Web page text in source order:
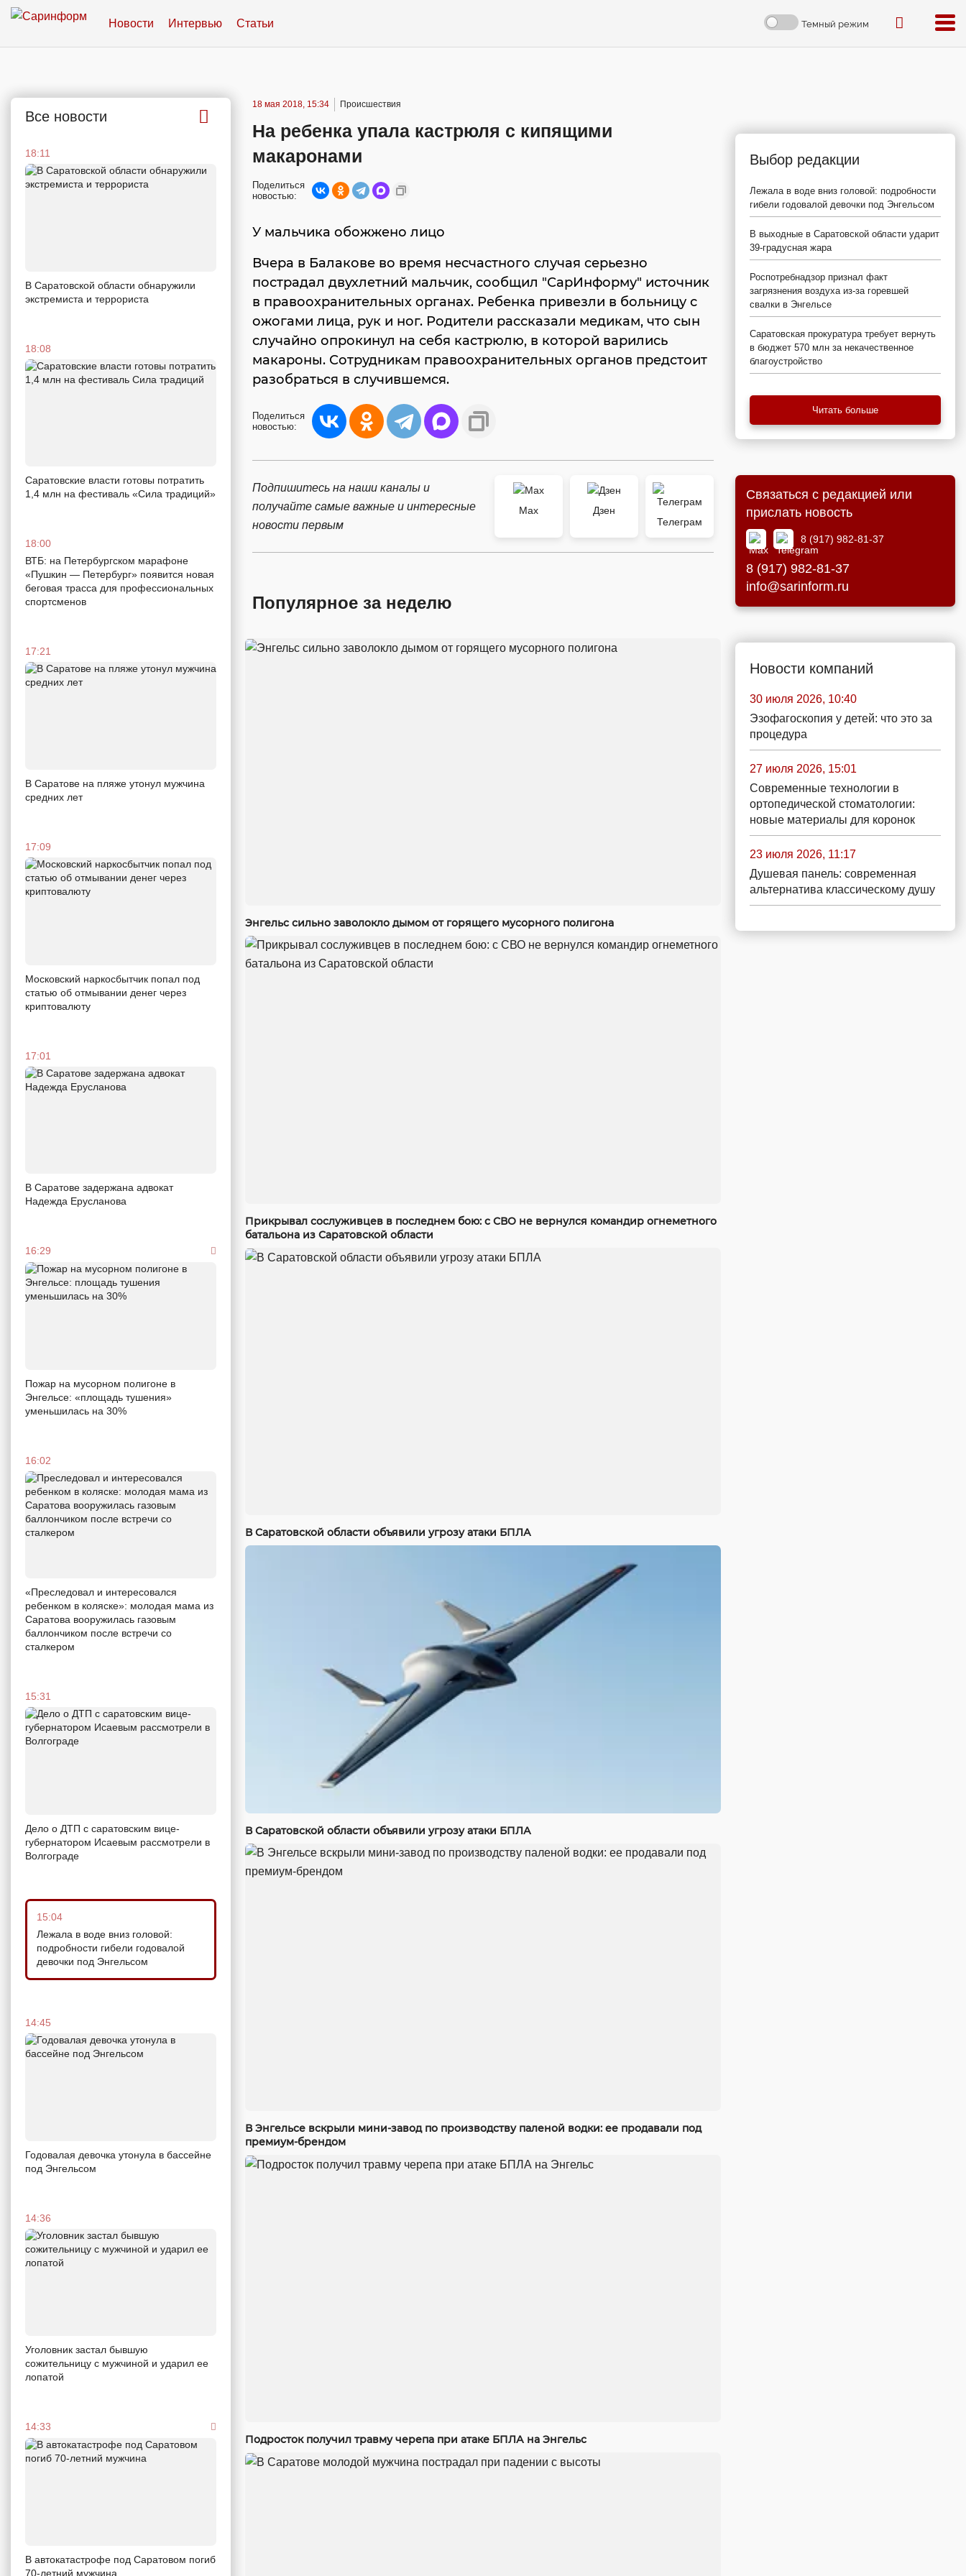
Новости Интервью Статьи Темный режим
Все новости
18:11
В Саратовской области обнаружили
экстремиста и террориста
18:08
Саратовские власти готовы потратить
1,4 млн на фестиваль «Сила традиций»
18:00
ВТБ: на Петербургском марафоне
«Пушкин — Петербург» появится новая
беговая трасса для профессиональных
спортсменов
17:21
В Саратове на пляже утонул мужчина
средних лет
17:09
Московский наркосбытчик попал под
статью об отмывании денег через
криптовалюту
17:01
В Саратове задержана адвокат
Надежда Ерусланова
16:29
Пожар на мусорном полигоне в
Энгельсе: «площадь тушения»
уменьшилась на 30%
16:02
«Преследовал и интересовался
ребенком в коляске»: молодая мама из
Саратова вооружилась газовым
баллончиком после встречи со
сталкером
15:31
Дело о ДТП с саратовским вице-
губернатором Исаевым рассмотрели в
Волгограде
15:04
Лежала в воде вниз головой:
подробности гибели годовалой
девочки под Энгельсом
14:45
Годовалая девочка утонула в бассейне
под Энгельсом
14:36
Уголовник застал бывшую
сожительницу с мужчиной и ударил ее
лопатой
14:33
В автокатастрофе под Саратовом погиб
70-летний мужчина
18 мая 2018, 15:34 Происшествия
На ребенка упала кастрюля с кипящими
макаронами
Поделиться
новостью:
У мальчика обожжено лицо
Вчера в Балакове во время несчастного случая серьезно
пострадал двухлетний мальчик, сообщил "СарИнформу" источник
в правоохранительных органах. Ребенка привезли в больницу с
ожогами лица, рук и ног. Родители рассказали медикам, что сын
случайно опрокинул на себя кастрюлю, в которой варились
макароны. Сотрудникам правоохранительных органов предстоит
разобраться в случившемся.
Поделиться
новостью:
Подпишитесь на наши каналы и
получайте самые важные и интересные
новости первым
Max
Дзен
Телеграм
Популярное за неделю
Энгельс сильно заволокло дымом от горящего мусорного полигона
Прикрывал сослуживцев в последнем бою: с СВО не вернулся командир огнеметного
батальона из Саратовской области
В Саратовской области объявили угрозу атаки БПЛА
В Саратовской области объявили угрозу атаки БПЛА
В Энгельсе вскрыли мини-завод по производству паленой водки: ее продавали под
премиум-брендом
Подросток получил травму черепа при атаке БПЛА на Энгельс
Выбор редакции
Лежала в воде вниз головой: подробности
гибели годовалой девочки под Энгельсом
В выходные в Саратовской области ударит
39-градусная жара
Роспотребнадзор признал факт
загрязнения воздуха из-за горевшей
свалки в Энгельсе
Саратовская прокуратура требует вернуть
в бюджет 570 млн за некачественное
благоустройство
Читать больше
Связаться с редакцией или
прислать новость
8 (917) 982-81-37
8 (917) 982-81-37
info@sarinform.ru
Новости компаний
30 июля 2026, 10:40
Эзофагоскопия у детей: что это за
процедура
27 июля 2026, 15:01
Современные технологии в
ортопедической стоматологии:
новые материалы для коронок
23 июля 2026, 11:17
Душевая панель: современная
альтернатива классическому душу